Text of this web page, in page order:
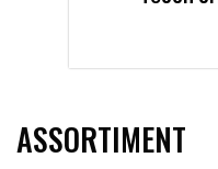
ASSORTIMENT